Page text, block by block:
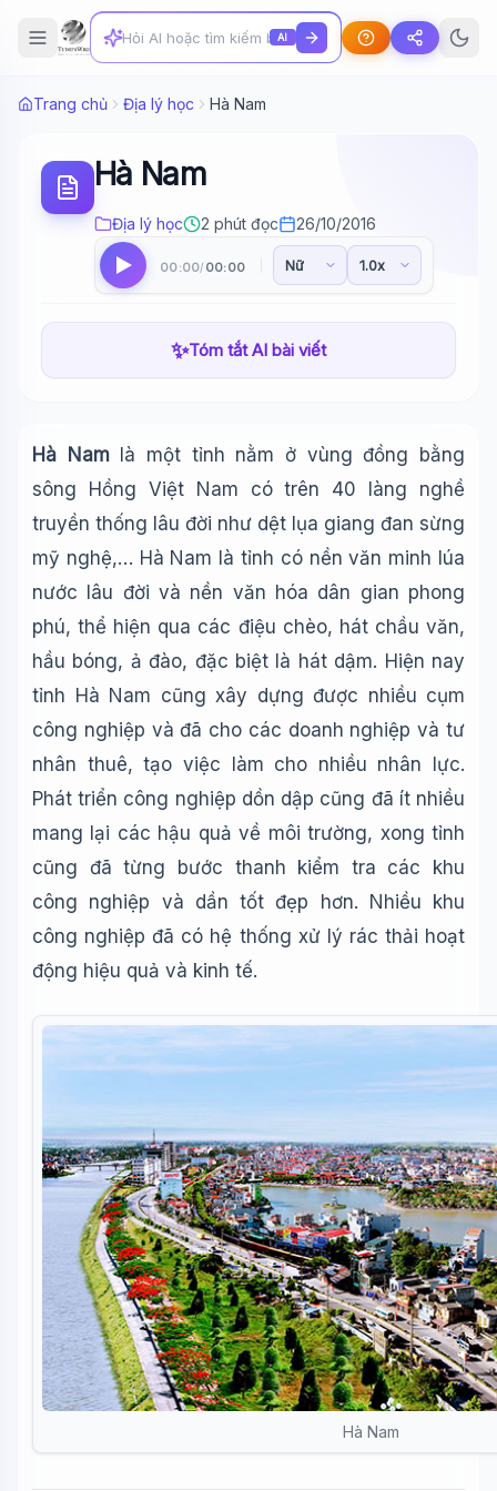
AI
Trang chủ Địa lý học Hà Nam
Hà Nam
Địa lý học 2 phút đọc 26/10/2016
00:00/ 00:00
✨Tóm tắt AI bài viết
Hà Namlà một tỉnh nằm ở vùng đồng bằng
sông Hồng Việt Nam có trên 40 làng nghề
truyền thống lâu đời như dệt lụa giang đan sừng
mỹ nghệ,… Hà Nam là tỉnh có nền văn minh lúa
nước lâu đời và nền văn hóa dân gian phong
phú, thể hiện qua các điệu chèo, hát chầu văn,
hầu bóng, ả đào, đặc biệt là hát dậm. Hiện nay
tỉnh Hà Nam cũng xây dựng được nhiều cụm
công nghiệp và đã cho các doanh nghiệp và tư
nhân thuê, tạo việc làm cho nhiều nhân lực.
Phát triển công nghiệp dồn dập cũng đã ít nhiều
mang lại các hậu quả về môi trường, xong tỉnh
cũng đã từng bước thanh kiểm tra các khu
công nghiệp và dần tốt đẹp hơn. Nhiều khu
công nghiệp đã có hệ thống xử lý rác thải hoạt
động hiệu quả và kinh tế.
Hà Nam